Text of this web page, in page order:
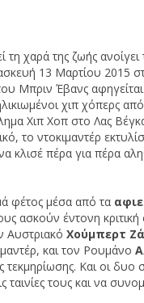
τη χαρά της ζωής
13 Μαρτίου 2015
Μπριν Έβανς αφηγείται
χιπ χόπερς
Χιπ Χοπ στο Λας
το ντοκιμαντέρ
κλισέ πέρα για πέρα
φέτος μέσα από τα
ασκούν έντονη κριτική
Αυστριακό Χούμπερτ
και τον Ρουμάνο
τεκμηρίωσης. Και οι
ταινίες τους και να